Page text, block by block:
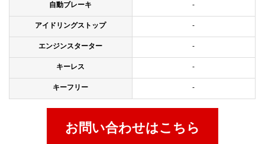
自動ブレーキ -
アイドリングストップ -
エンジンスターター -
キーレス -
キーフリー -
お問い合わせはこちら